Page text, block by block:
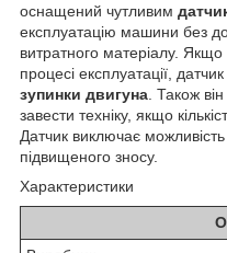
оснащений чутливим
експлуатацію машини без
витратного матеріалу. Якщо
процесі експлуатації,
зупинки двигуна . Також
завести техніку, якщо
Датчик виключає
підвищеного зносу.
Характеристики